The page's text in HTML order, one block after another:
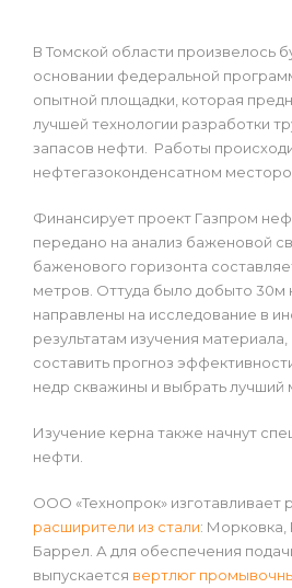
В Томской области произвелось
основании федеральной
опытной площадки, которая
лучшей технологии разработки
запасов нефти. Работы
нефтегазоконденсатном
Финансирует проект Газпром
передано на анализ баженовой
баженового горизонта
метров. Оттуда было добыто 30м
направлены на исследование в
результатам изучения
составить прогноз
недр скважины и выбрать лучший
Изучение керна также начнут
нефти.
ООО «Технопрок» изготавливает
расширители из стали: Морковка,
Баррел. А для обеспечения
выпускается вертлюг